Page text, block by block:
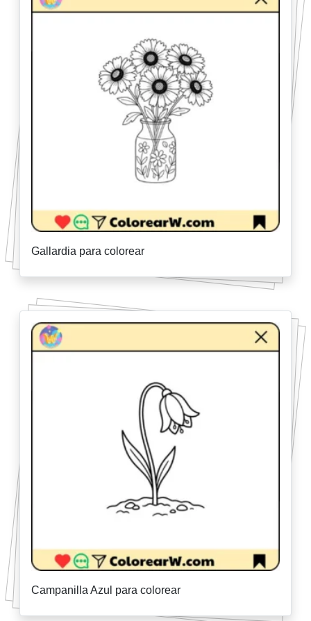
Gallardia para colorear
Campanilla Azul para colorear